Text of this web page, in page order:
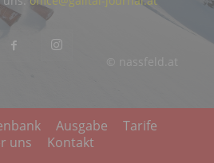
© nassfeld.at
Ausgabe
Tarife
uns
Kontakt